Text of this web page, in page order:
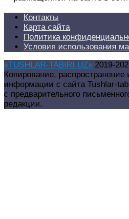
Контакты
Карта сайта
Политика
Условия использования
«TUSHLAR-TABIRI.UZ» 2019-
Копирование,
информации с сайта Tushlar-
с предварительного
редакции.